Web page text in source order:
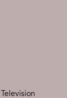
Television